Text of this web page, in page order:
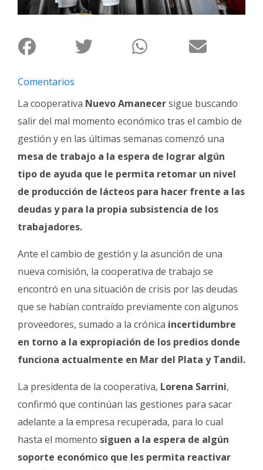
Policiales
Fotos
Familia
Clasificados
Fúnebres
Comentarios
La cooperativa Nuevo Amanecersigue buscando
salir del mal momento económico tras el cambio de
gestión y en las últimas semanas comenzó una
mesa de trabajo a la espera de lograr algún
tipo de ayuda que le permita retomar un nivel
de producción de lácteos para hacer frente a las
deudas y para la propia subsistencia de los
trabajadores.
Ante el cambio de gestión y la asunción de una
nueva comisión, la cooperativa de trabajo se
encontró en una situación de crisis por las deudas
que se habían contraído previamente con algunos
proveedores, sumado a la crónica incertidumbre
en torno a la expropiación de los predios donde
funciona actualmente en Mar del Plata y Tandil.
La presidenta de la cooperativa, Lorena Sarrini,
confirmó que continúan las gestiones para sacar
adelante a la empresa recuperada, para lo cual
hasta el momento siguen a la espera de algún
soporte económico que les permita reactivar